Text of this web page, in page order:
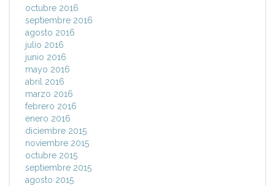
octubre 2016
septiembre 2016
agosto 2016
julio 2016
junio 2016
mayo 2016
abril 2016
marzo 2016
febrero 2016
enero 2016
diciembre 2015
noviembre 2015
octubre 2015
septiembre 2015
agosto 2015